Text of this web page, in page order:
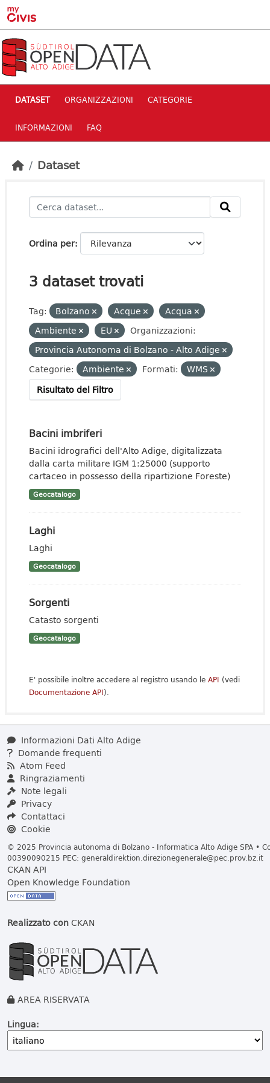
Skip to main content
DATASET ORGANIZZAZIONI CATEGORIE
INFORMAZIONI FAQ
Dataset
Ordina per
3 dataset trovati
Tag: Bolzano Acque
Acqua
Ambiente
EU
Organizzazioni:
Provincia Autonoma di Bolzano - Alto Adige
Categorie:
Ambiente Formati:
WMS
Risultato del Filtro
Bacini imbriferi
Bacini idrografici dell'Alto Adige, digitalizzata
dalla carta militare IGM 1:25000 (supporto
cartaceo in possesso della ripartizione Foreste)
Geocatalogo
Laghi
Laghi
Geocatalogo
Sorgenti
Catasto sorgenti
Geocatalogo
E' possibile inoltre accedere al registro usando le API (vedi
Documentazione API).
Informazioni Dati Alto Adige
Domande frequenti
Atom Feed
Ringraziamenti
Note legali
Privacy
Contattaci
Cookie
© 2025 Provincia autonoma di Bolzano - Informatica Alto Adige SPA •
00390090215 PEC: generaldirektion.direzionegenerale@pec.prov.bz.it
CKAN API
Open Knowledge Foundation
Realizzato conCKAN
AREA RISERVATA
Lingua